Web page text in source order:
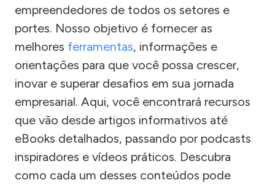
empreendedores de todos os setores e
portes. Nosso objetivo é fornecer as
melhores ferramentas, informações e
orientações para que você possa crescer,
inovar e superar desafios em sua jornada
empresarial. Aqui, você encontrará recursos
que vão desde artigos informativos até
eBooks detalhados, passando por podcasts
inspiradores e vídeos práticos. Descubra
como cada um desses conteúdos pode